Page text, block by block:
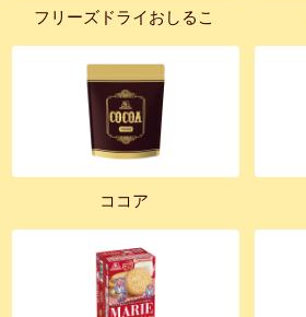
フリーズドライおしるこ
ココア